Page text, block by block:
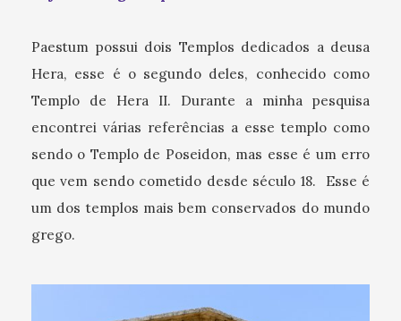
Paestum possui dois Templos dedicados a deusa
Hera, esse é o segundo deles, conhecido como
Templo de Hera II. Durante a minha pesquisa
encontrei várias referências a esse templo como
sendo o Templo de Poseidon, mas esse é um erro
que vem sendo cometido desde século 18. Esse é
um dos templos mais bem conservados do mundo
grego.